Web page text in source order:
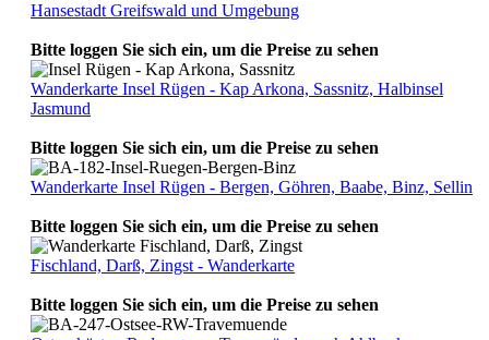
Hansestadt Greifswald und Umgebung
Bitte loggen Sie sich ein, um die Preise zu sehen
Wanderkarte Insel Rügen - Kap Arkona, Sassnitz, Halbinsel
Jasmund
Bitte loggen Sie sich ein, um die Preise zu sehen
Wanderkarte Insel Rügen - Bergen, Göhren, Baabe, Binz, Sellin
Bitte loggen Sie sich ein, um die Preise zu sehen
Fischland, Darß, Zingst - Wanderkarte
Bitte loggen Sie sich ein, um die Preise zu sehen